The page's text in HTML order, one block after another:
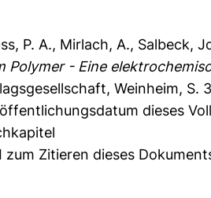
P. A., Mirlach, A., Salbeck,
Polymer - Eine
Weinheim, S.
dieses
zum Zitieren dieses